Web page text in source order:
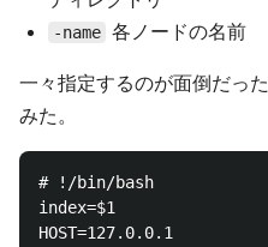
-name 各ノードの名前
一々指定するのが面倒だっ
みた。
# !/bin/bash
index=$1
HOST=127.0.0.1